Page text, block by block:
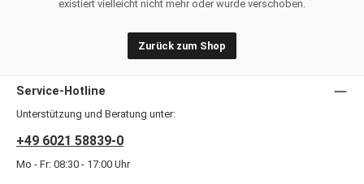
existiert vielleicht nicht mehr oder wurde verschoben.
Zurück zum Shop
Service-Hotline
Unterstützung und Beratung unter:
+49 6021 58839-0
Mo - Fr: 08:30 - 17:00 Uhr